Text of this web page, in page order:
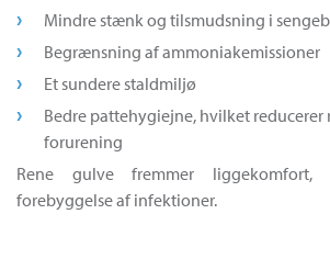
Mindre stænk og tilsmudsning i
Begrænsning af ammoniakemissioner
Et sundere staldmiljø
Bedre pattehygiejne, hvilket reducerer
forurening
Rene gulve fremmer liggekomfort,
forebyggelse af infektioner.